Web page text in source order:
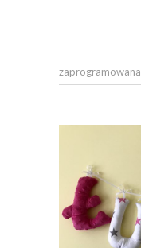
zaprogramowana